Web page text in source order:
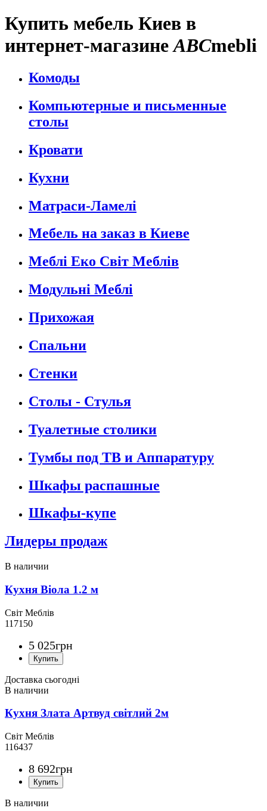
Купить мебель Киев в
интернет-магазинеABCmebli
Комоды
Компьютерные и письменные
столы
Кровати
Кухни
Матраси-Ламелі
Мебель на заказ в Киеве
Меблі Еко Світ Меблів
Модульні Меблі
Прихожая
Спальни
Стенки
Столы - Стулья
Туалетные столики
Тумбы под ТВ и Аппаратуру
Шкафы распашные
Шкафы-купе
Лидеры продаж
Кухня Віола 1.2 м
Світ Меблів
117150
5 025грн
Доставка сьогодні
Кухня Злата Артвуд світлий 2м
Світ Меблів
116437
8 692грн